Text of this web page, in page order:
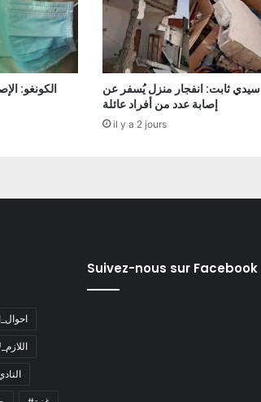
سيدي ثابت: انفجار منزل يُسفر عن
إصابة عدد من أفراد عائلة
il y a 2 jours
Suivez-nous sur Facebook